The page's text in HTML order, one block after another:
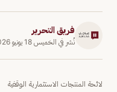
فريق التحرير
نُشر في الخميس 18 يونيو 2026
لائحة المنتجات الاستثمارية الوقفية